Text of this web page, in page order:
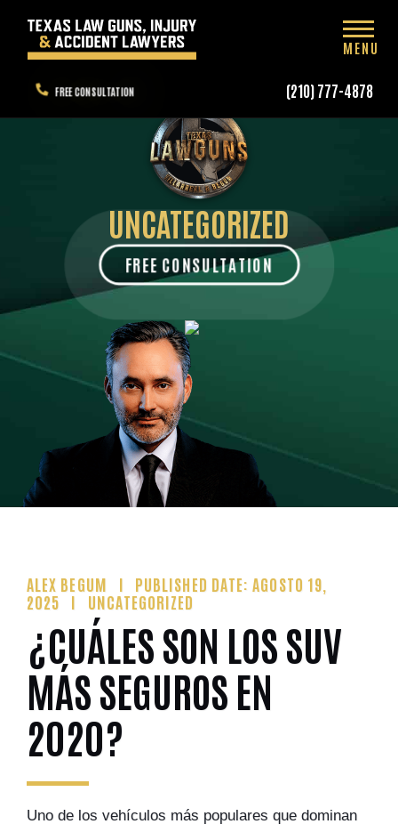
FREE CONSULTATION (210) 777-4878
MENU
UNCATEGORIZED
FREE CONSULTATION
ALEX BEGUM
PUBLISHED DATE: AGOSTO 19,
2025
UNCATEGORIZED
¿CUÁLES SON LOS SUV
MÁS SEGUROS EN
2020?
Uno de los vehículos más populares que dominan